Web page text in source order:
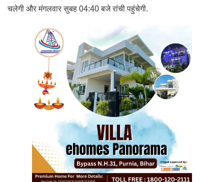
चलेगी और मंगलवार सुबह 04:40 बजे रांची पहुंचेगी.